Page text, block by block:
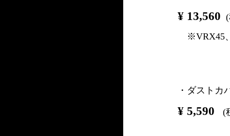
¥ 13,560
※VRX45
・ダスト
¥ 5,590 (